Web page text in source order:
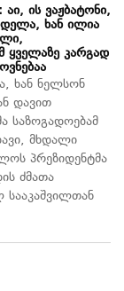
ის ვაჟბატონი,
ხან ილია
ყველაზე კარგად
ხან ნელსონ
დავით
საზოგადოებამ
მხდალი
პრეზიდენტმა
ძმათა
სააკაშვილთან